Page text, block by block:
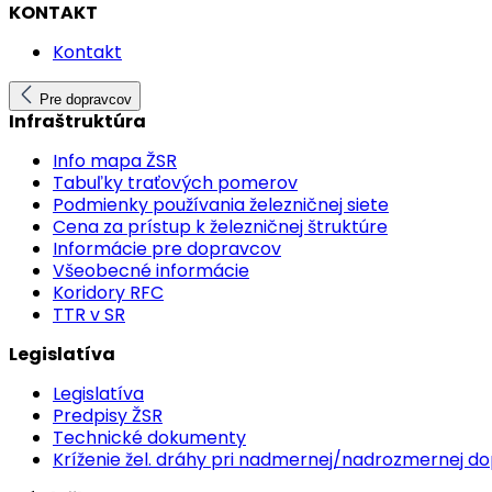
KONTAKT
Kontakt
Pre dopravcov
Infraštruktúra
Info mapa ŽSR
Tabuľky traťových pomerov
Podmienky používania železničnej siete
Cena za prístup k železničnej štruktúre
Informácie pre dopravcov
Všeobecné informácie
Koridory RFC
TTR v SR
Legislatíva
Legislatíva
Predpisy ŽSR
Technické dokumenty
Kríženie žel. dráhy pri nadmernej/nadrozmernej